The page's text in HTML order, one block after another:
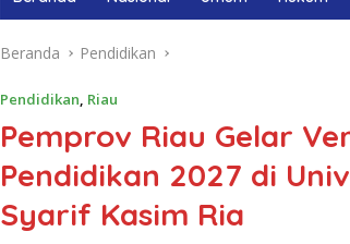
Beranda Pendidikan
Pendidikan, Riau
Pemprov Riau Gelar
Pendidikan 2027 di
Syarif Kasim Ria